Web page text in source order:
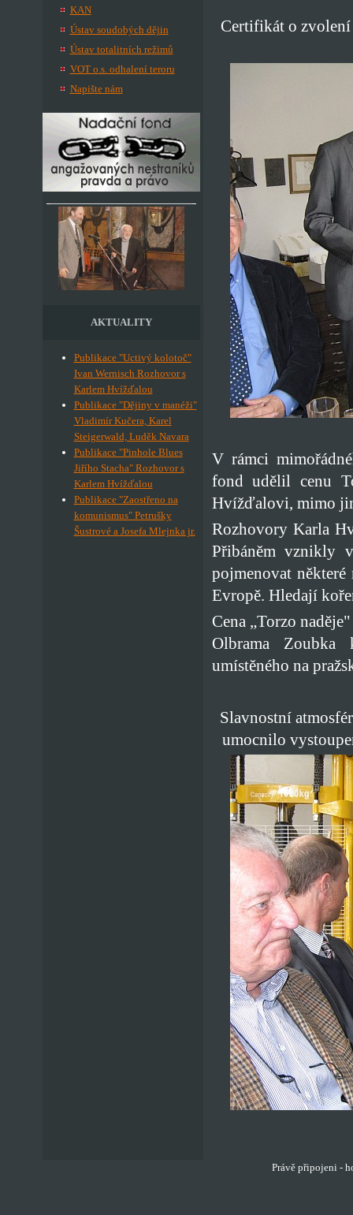
KAN
Ústav soudobých dějin
Ústav totalitních režimů
VOT o.s. odhalení teroru
Napište nám
AKTUALITY
Publikace "Uctivý kolotoč"
Ivan Wernisch Rozhovor s
Karlem Hvížďalou
Publikace "Dějiny v manéži"
Vladimír Kučera, Karel
Steigerwald, Luděk Navara
Publikace "Pinhole Blues
Jiřího Stacha" Rozhovor s
Karlem Hvížďalou
Publikace "Zaostřeno na
komunismus" Petrušky
Šustrové a Josefa Mlejnka jr.
Certifikát o
V rámci
fond udělil cenu
Hvížďalovi, mimo
Rozhovory Karla
Přibáněm vznikly
pojmenovat
Evropě. Hledají
Cena „Torzo
Olbrama Zoubka
umístěného na
Slavnostní
umocnilo
Právě připojeni -